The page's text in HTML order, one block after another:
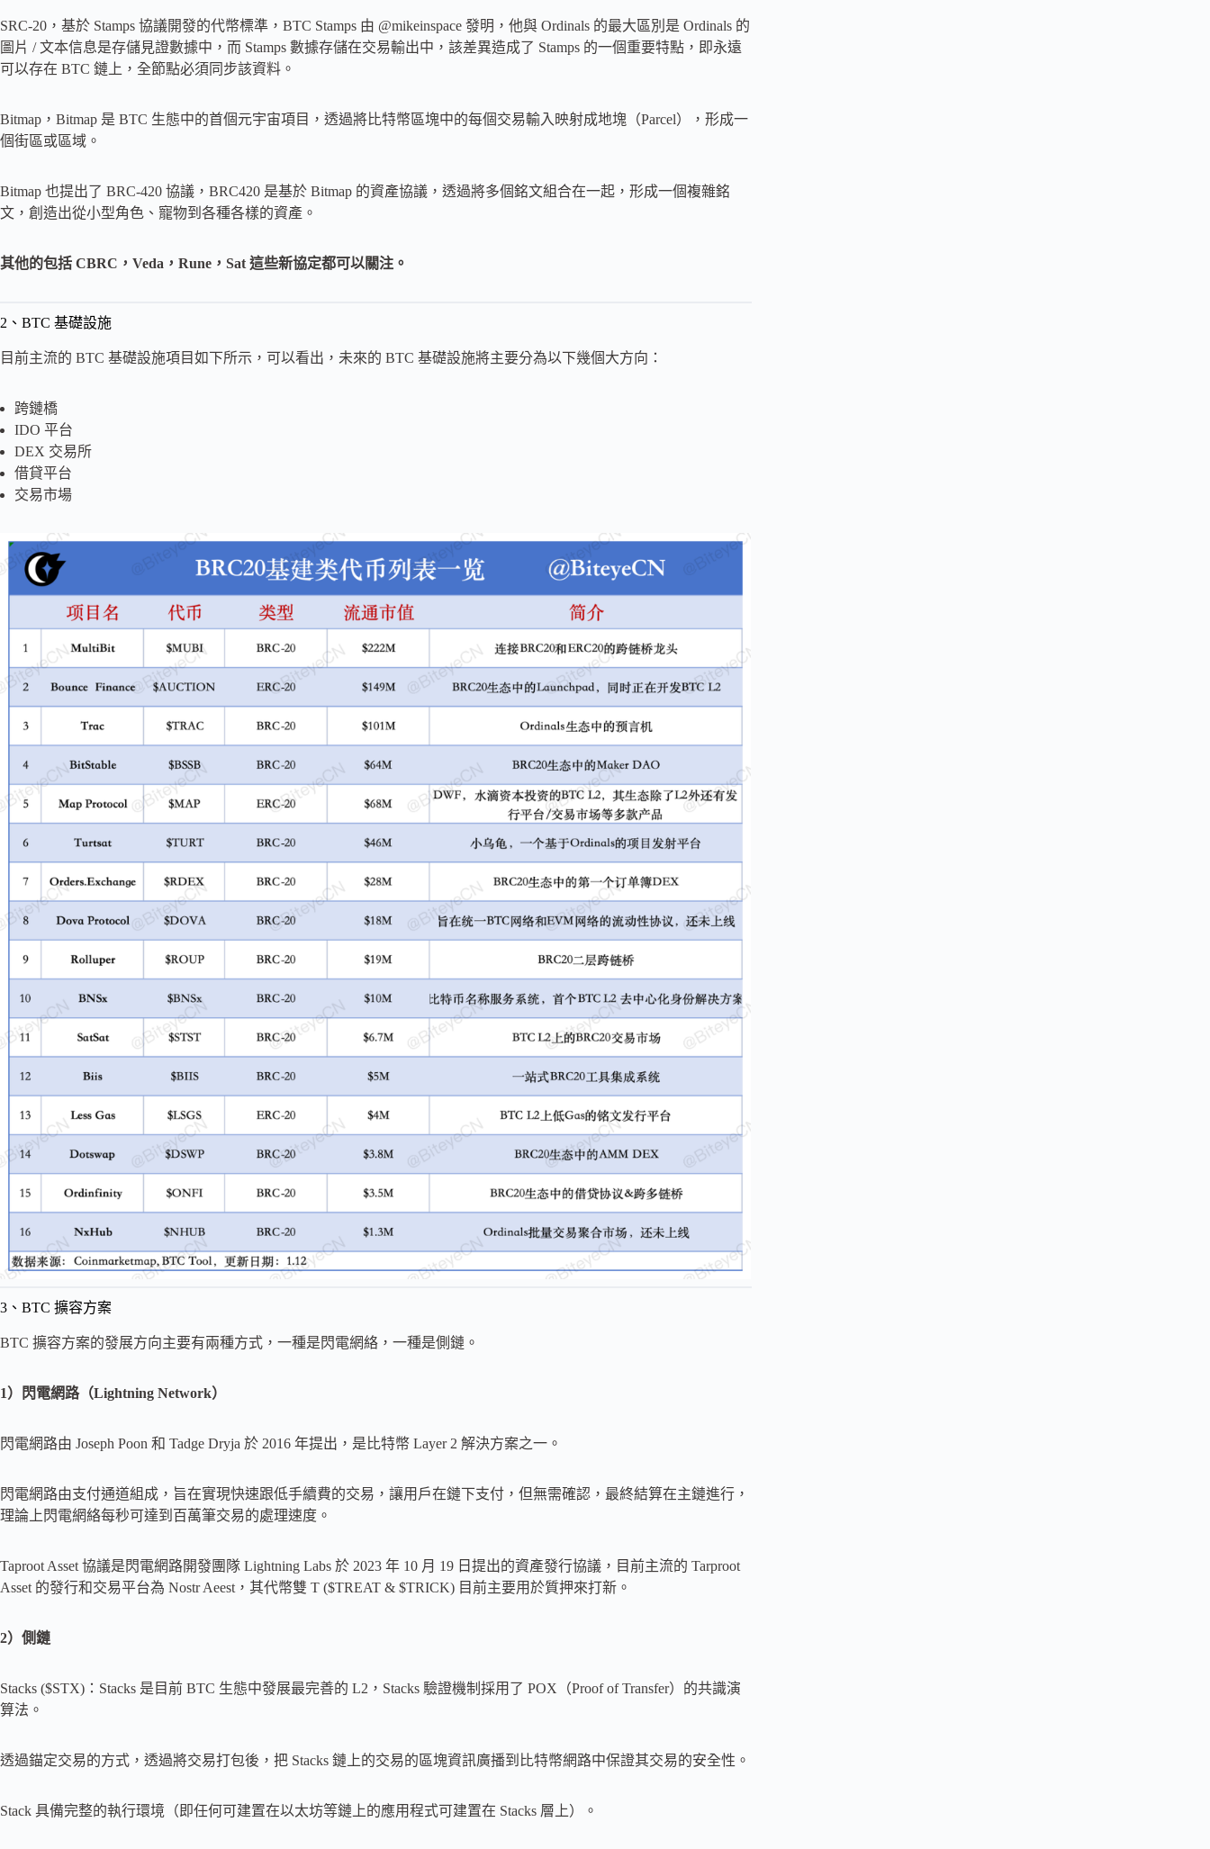
SRC-20，基於 Stamps 協議開發的代幣標準，BTC Stamps 由 @mikeinspace 發明，他與 Ordinals 的最大區別是 Ordinals 的
圖片 / 文本信息是存儲見證數據中，而 Stamps 數據存儲在交易輸出中，該差異造成了 Stamps 的一個重要特點，即永遠
可以存在 BTC 鏈上，全節點必須同步該資料。
Bitmap，Bitmap 是 BTC 生態中的首個元宇宙項目，透過將比特幣區塊中的每個交易輸入映射成地塊（Parcel），形成一
個街區或區域。
Bitmap 也提出了 BRC-4​​20 協議，BRC420 是基於 Bitmap 的資產協議，透過將多個銘文組合在一起，形成一個複雜銘
文，創造出從小型角色、寵物到各種各樣的資產。
其他的包括 CBRC，Veda，Rune，Sat 這些新協定都可以關注。
2、BTC 基礎設施
目前主流的 BTC 基礎設施項目如下所示，可以看出，未來的 BTC 基礎設施將主要分為以下幾個大方向：
跨鏈橋
IDO 平台
DEX 交易所
借貸平台
交易市場
3、BTC 擴容方案
BTC 擴容方案的發展方向主要有兩種方式，一種是閃電網絡，一種是側鏈。
1）閃電網路（Lightning Network）
閃電網路由 Joseph Poon 和 Tadge Dryja 於 2016 年提出，是比特幣 Layer 2 解決方案之一。
閃電網路由支付通道組成，旨在實現快速跟低手續費的交易，讓用戶在鏈下支付，但無需確認，最終結算在主鏈進行，
理論上閃電網絡每秒可達到百萬筆交易的處理速度。
Taproot Asset 協議是閃電網路開發團隊 Lightning Labs 於 2023 年 10 月 19 日提出的資產發行協議，目前主流的 Tarproot
Asset 的發行和交易平台為 Nostr Aeest，其代幣雙 T ($TREAT & $TRICK) 目前主要用於質押來打新。
2）側鏈
Stacks ($STX)：Stacks 是目前 BTC 生態中發展最完善的 L2，Stacks 驗證機制採用了 POX（Proof of Transfer）的共識演
算法。
透過錨定交易的方式，透過將交易打包後，把 Stacks 鏈上的交易的區塊資訊廣播到比特幣網路中保證其交易的安全性。
Stack 具備完整的執行環境（即任何可建置在以太坊等鏈上的應用程式可建置在 Stacks 層上）。